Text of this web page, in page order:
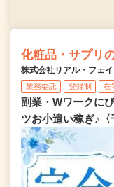
化粧品・サプリ
株式会社リアル・フェ
業務委託 登録制 在
副業・Wワークに
ツお小遣い稼ぎ♪〈